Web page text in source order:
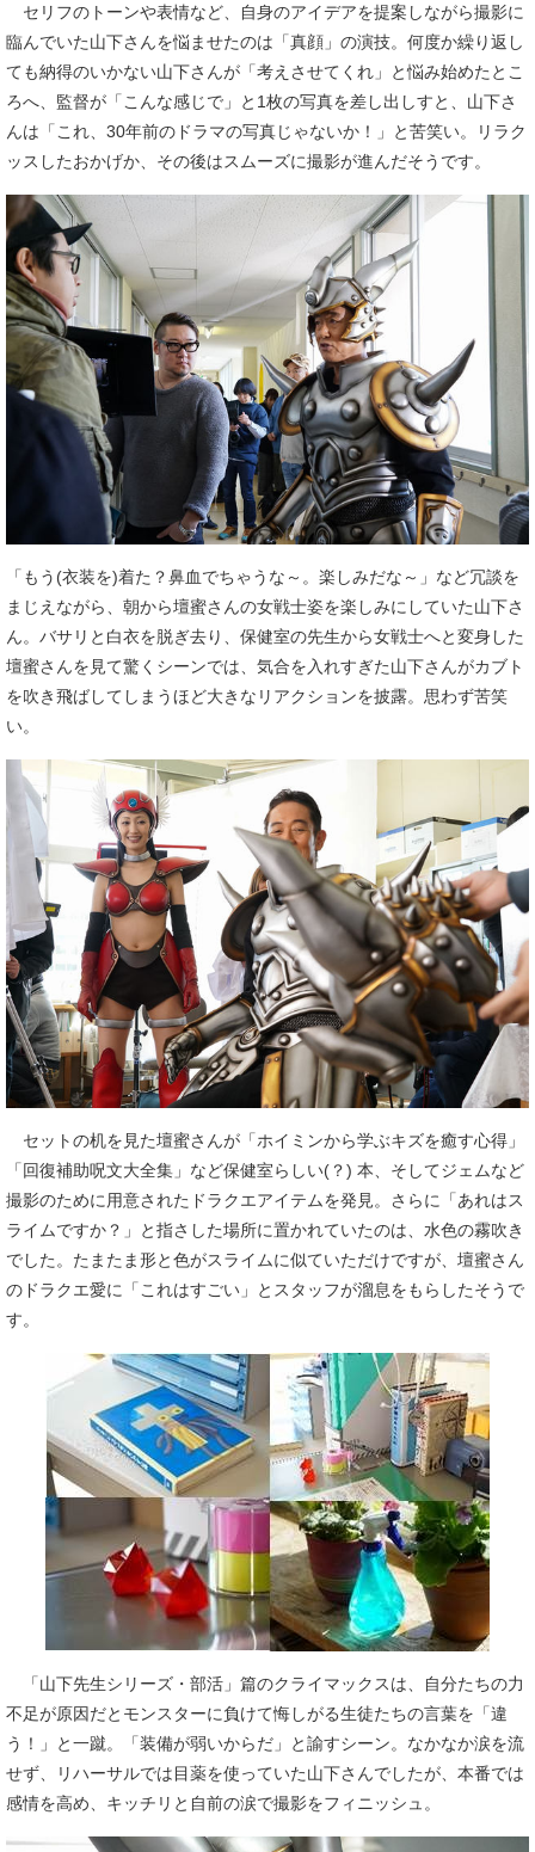
セリフのトーンや表情など、自身のアイデアを提案しながら撮影に
臨んでいた山下さんを悩ませたのは「真顔」の演技。何度か繰り返し
ても納得のいかない山下さんが「考えさせてくれ」と悩み始めたとこ
ろへ、監督が「こんな感じで」と1枚の写真を差し出しすと、山下さ
んは「これ、30年前のドラマの写真じゃないか！」と苦笑い。リラク
ッスしたおかげか、その後はスムーズに撮影が進んだそうです。
「もう(衣装を)着た？鼻血でちゃうな～。楽しみだな～」など冗談を
まじえながら、朝から壇蜜さんの女戦士姿を楽しみにしていた山下さ
ん。バサリと白衣を脱ぎ去り、保健室の先生から女戦士へと変身した
壇蜜さんを見て驚くシーンでは、気合を入れすぎた山下さんがカブト
を吹き飛ばしてしまうほど大きなリアクションを披露。思わず苦笑
い。
セットの机を見た壇蜜さんが「ホイミンから学ぶキズを癒す心得」
「回復補助呪文大全集」など保健室らしい(？) 本、そしてジェムなど
撮影のために用意されたドラクエアイテムを発見。さらに「あれはス
ライムですか？」と指さした場所に置かれていたのは、水色の霧吹き
でした。たまたま形と色がスライムに似ていただけですが、壇蜜さん
のドラクエ愛に「これはすごい」とスタッフが溜息をもらしたそうで
す。
「山下先生シリーズ・部活」篇のクライマックスは、自分たちの力
不足が原因だとモンスターに負けて悔しがる生徒たちの言葉を「違
う！」と一蹴。「装備が弱いからだ」と諭すシーン。なかなか涙を流
せず、リハーサルでは目薬を使っていた山下さんでしたが、本番では
感情を高め、キッチリと自前の涙で撮影をフィニッシュ。